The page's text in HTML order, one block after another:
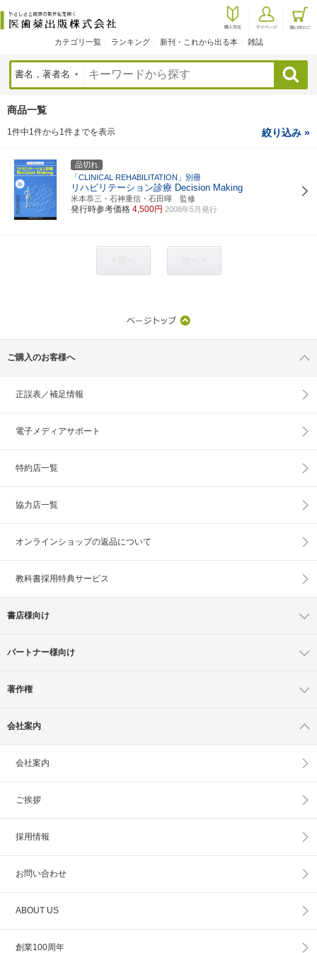
カテゴリ一覧 ランキング 新刊・これから出る本 雑誌
検索
商品一覧
1件中1件から1件までを表示 絞り込み »
品切れ
「CLINICAL REHABILITATION」別冊
リハビリテーション診療 Decision Making
米本恭三・石神重信・石田暉 監修
発行時参考価格 4,500円 2008年5月発行
ご購入のお客様へ
正誤表／補足情報
電子メディアサポート
特約店一覧
協力店一覧
オンラインショップの返品について
教科書採用特典サービス
書店様向け
パートナー様向け
著作権
会社案内
会社案内
ご挨拶
採用情報
お問い合わせ
ABOUT US
創業100周年